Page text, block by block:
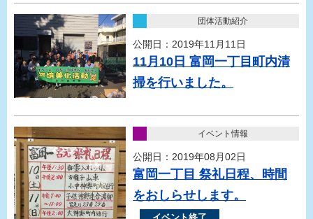
団体活動紹介
公開日：2019年11月11日
11月10日 富岡一丁目町内清
掃を行いました。
イベント情報
公開日：2019年08月02日
富岡一丁目 祭礼日程、時間
をおしらせします。